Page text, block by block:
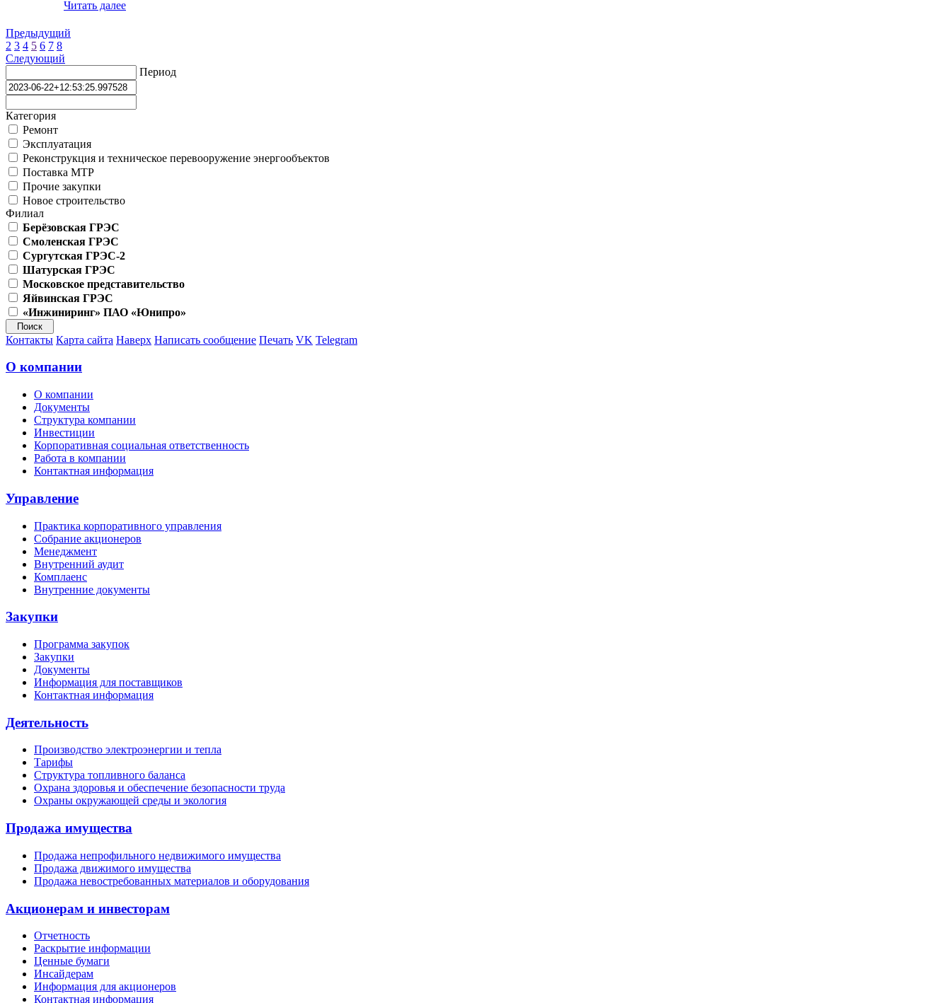
Читать далее
Предыдущий
2 3 4 5 6 7 8
Следующий
Период
Категория
Ремонт
Эксплуатация
Реконструкция и техническое перевооружение энергообъектов
Поставка МТР
Прочие закупки
Новое строительство
Филиал
Берёзовская ГРЭС
Смоленская ГРЭС
Сургутская ГРЭС-2
Шатурская ГРЭС
Московское представительство
Яйвинская ГРЭС
«Инжиниринг» ПАО «Юнипро»
Контакты Карта сайта Наверх Написать сообщение Печать VK Telegram
О компании
О компании
Документы
Структура компании
Инвестиции
Корпоративная социальная ответственность
Работа в компании
Контактная информация
Управление
Практика корпоративного управления
Собрание акционеров
Менеджмент
Внутренний аудит
Комплаенс
Внутренние документы
Закупки
Программа закупок
Закупки
Документы
Информация для поставщиков
Контактная информация
Деятельность
Производство электроэнергии и тепла
Тарифы
Структура топливного баланса
Охрана здоровья и обеспечение безопасности труда
Охраны окружающей среды и экология
Продажа имущества
Продажа непрофильного недвижимого имущества
Продажа движимого имущества
Продажа невостребованных материалов и оборудования
Акционерам и инвесторам
Отчетность
Раскрытие информации
Ценные бумаги
Инсайдерам
Информация для акционеров
Контактная информация